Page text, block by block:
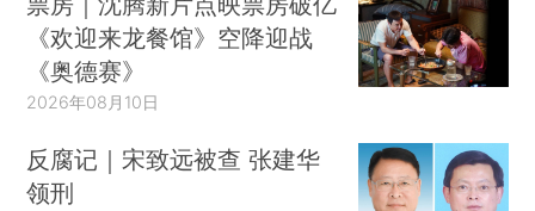
《欢迎来龙餐馆》空降迎战
《奥德赛》
2026年08月10日
反腐记｜宋致远被查 张建华
领刑